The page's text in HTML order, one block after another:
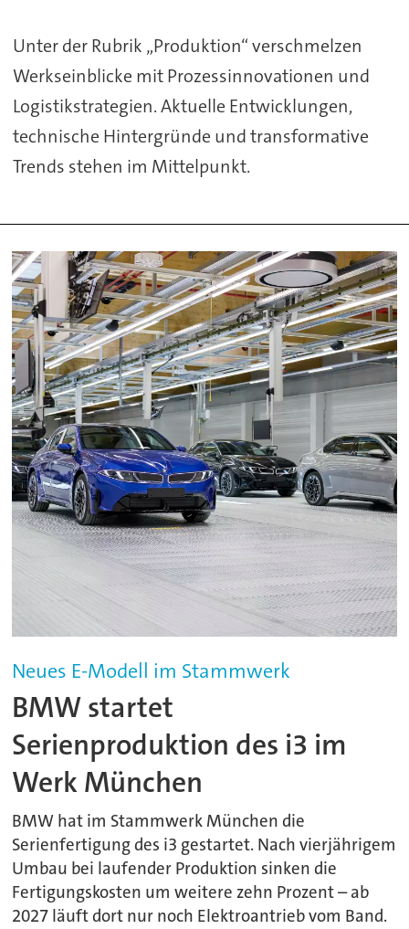
Unter der Rubrik „Produktion“ verschmelzen
Werkseinblicke mit Prozessinnovationen und
Logistikstrategien. Aktuelle Entwicklungen,
technische Hintergründe und transformative
Trends stehen im Mittelpunkt.
Neues E-Modell im Stammwerk
BMW startet
Serienproduktion des i3 im
Werk München
BMW hat im Stammwerk München die
Serienfertigung des i3 gestartet. Nach vierjährigem
Umbau bei laufender Produktion sinken die
Fertigungskosten um weitere zehn Prozent – ab
2027 läuft dort nur noch Elektroantrieb vom Band.